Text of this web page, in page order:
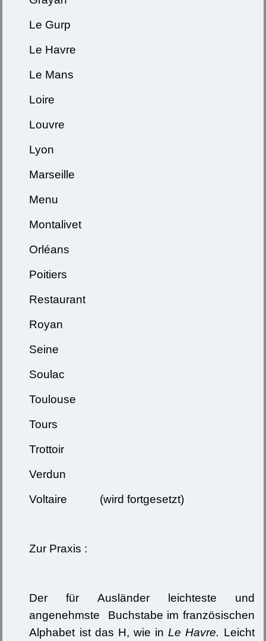
Le Gurp
Le Havre
Le Mans
Loire
Louvre
Lyon
Marseille
Menu
Montalivet
Orléans
Poitiers
Restaurant
Royan
Seine
Soulac
Toulouse
Tours
Trottoir
Verdun
Voltaire (wird fortgesetzt)
Zur Praxis :
Der für Ausländer leichteste und
angenehmste Buchstabe im französischen
Alphabet ist das H, wie inLe Havre. Leicht